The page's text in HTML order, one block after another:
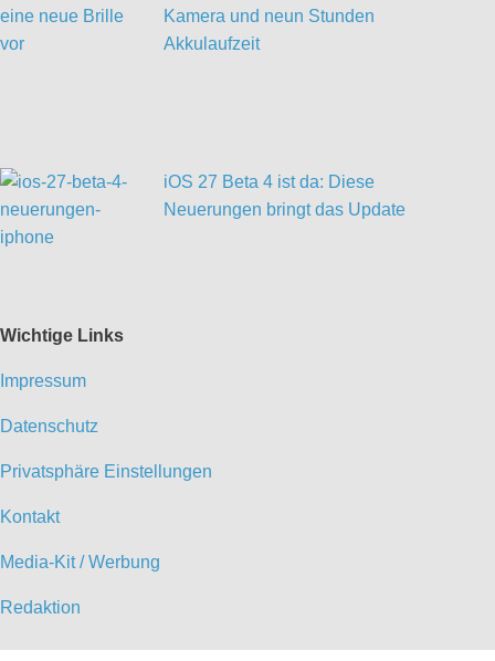
Kamera und neun Stunden
Akkulaufzeit
iOS 27 Beta 4 ist da: Diese
Neuerungen bringt das Update
Wichtige Links
Impressum
Datenschutz
Privatsphäre Einstellungen
Kontakt
Media-Kit / Werbung
Redaktion